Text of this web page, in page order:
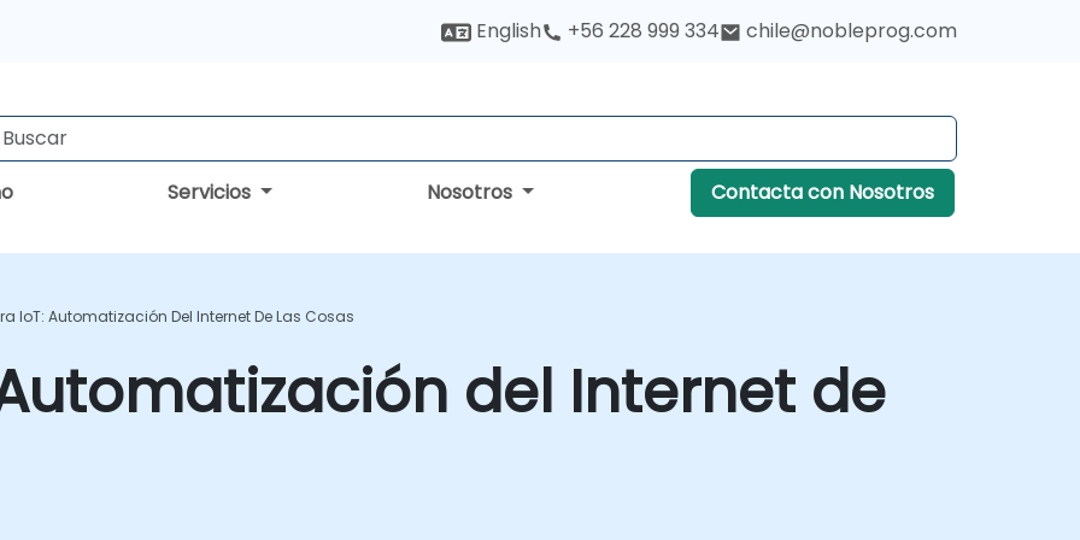
English +56 228 999 334 chile@nobleprog.com
Servicios Nosotros Contacta con Nosotros
IoT: Automatización Del Internet De Las Cosas
del Internet de